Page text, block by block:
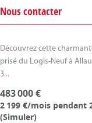
Nous contacter
Découvrez cette
prisé du Logis-Neuf à
3...
483 000 €
2 199 €/mois pendant
(Simuler)